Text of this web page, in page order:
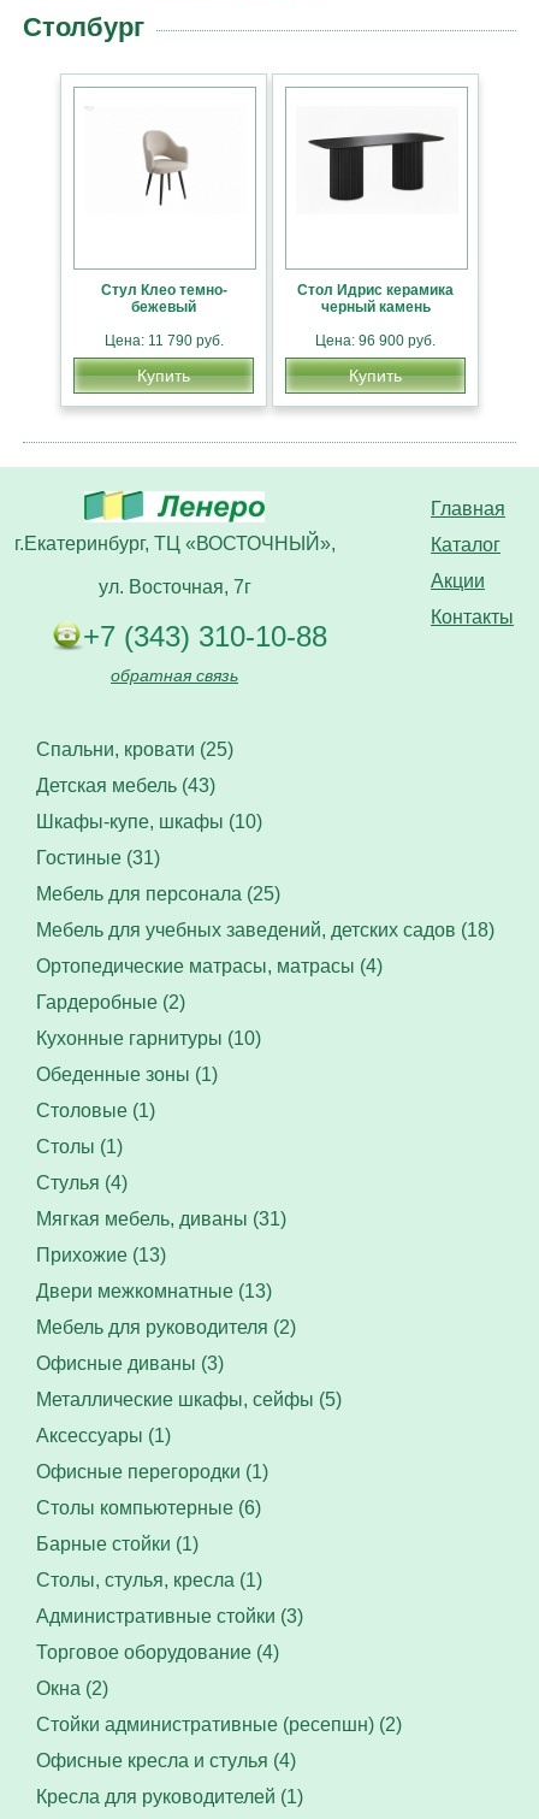
Столбург
Стул Клео темно-
бежевый
Цена: 11 790 руб.
Купить
Стол Идрис керамика
черный камень
Цена: 96 900 руб.
Купить
Главная
Каталог
Акции
Контакты
г.Екатеринбург, ТЦ «ВОСТОЧНЫЙ»,
ул. Восточная, 7г
+7 (343) 310-10-88
обратная связь
Спальни, кровати (25)
Детская мебель (43)
Шкафы-купе, шкафы (10)
Гостиные (31)
Мебель для персонала (25)
Мебель для учебных заведений, детских садов (18)
Ортопедические матрасы, матрасы (4)
Гардеробные (2)
Кухонные гарнитуры (10)
Обеденные зоны (1)
Столовые (1)
Столы (1)
Стулья (4)
Мягкая мебель, диваны (31)
Прихожие (13)
Двери межкомнатные (13)
Мебель для руководителя (2)
Офисные диваны (3)
Металлические шкафы, сейфы (5)
Аксессуары (1)
Офисные перегородки (1)
Столы компьютерные (6)
Барные стойки (1)
Столы, стулья, кресла (1)
Административные стойки (3)
Торговое оборудование (4)
Окна (2)
Стойки административные (ресепшн) (2)
Офисные кресла и стулья (4)
Кресла для руководителей (1)